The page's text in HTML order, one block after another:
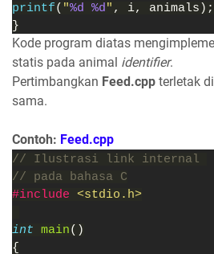
printf( "%d %d " , i, animals);
}
Kode program diatas
statis pada animal identifier.
Pertimbangkan Feed.cpp terletak
sama.
Contoh: Feed.cpp
// Ilustrasi link internal
// pada bahasa C
#include <stdio.h>
int main()
{